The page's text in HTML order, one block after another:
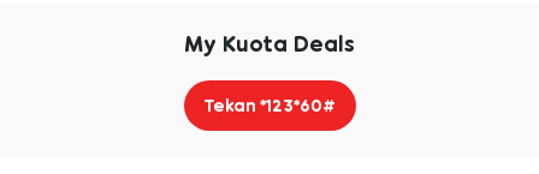
My Kuota Deals
Tekan *123*60#